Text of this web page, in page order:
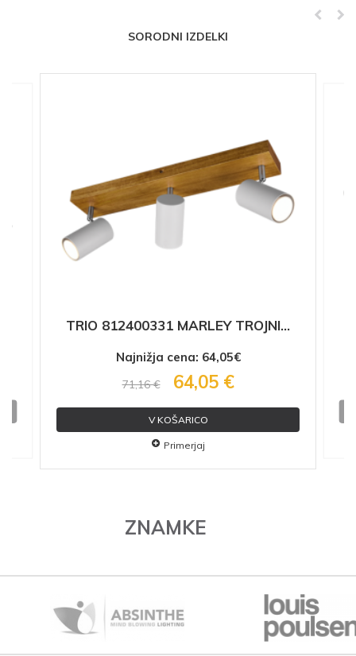
SORODNI IZDELKI
TRIO 812400331 MARLEY TROJNI...
Najnižja cena: 64,05€
71,16 € 64,05 €
V KOŠARICO
Primerjaj
ZNAMKE